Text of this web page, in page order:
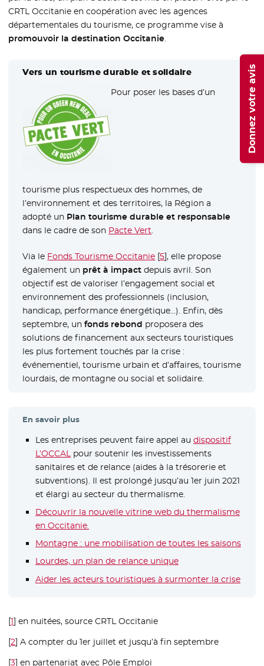
CRTL Occitanie en coopération avec les agences
départementales du tourisme, ce programme vise à
promouvoir la destination Occitanie.
Vers un tourisme durable et solidaire
Pour poser les bases d’un
tourisme plus respectueux des hommes, de
l’environnement et des territoires, la Région a
adopté un Plan tourisme durable et responsable
dans le cadre de son Pacte Vert
Via le Fonds Tourisme Occitanie [5], elle propose
également un prêt à impact depuis avril. Son
objectif est de valoriser l’engagement social et
environnement des professionnels (inclusion,
handicap, performance énergétique…). Enfin, dès
septembre, unfonds rebond proposera des
solutions de financement aux secteurs touristiques
les plus fortement touchés par la crise :
événementiel, tourisme urbain et d’affaires, tourisme
lourdais, de montagne ou social et solidaire.
En savoir plus
Les entreprises peuvent faire appel au dispositif
L’OCCALpour soutenir les investissements
sanitaires et de relance (aides à la trésorerie et
subventions). Il est prolongé jusqu’au 1er juin 2021
et élargi au secteur du thermalisme.
Découvrir la nouvelle vitrine web du thermalisme
en Occitanie.- Nouvelle fenêtre
Montagne : une mobilisation de toutes les saisons
Lourdes, un plan de relance unique
Aider les acteurs touristiques à surmonter la crise
[1]en nuitées, source CRTL Occitanie
[2]A compter du 1er juillet et jusqu’à fin septembre
[3]en partenariat avec Pôle Emploi
Donnez votre avis